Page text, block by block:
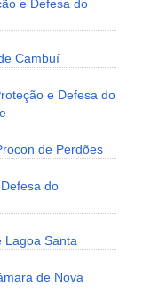
e Defesa do
Cambuí
e Defesa do
de Perdões
do
Lagoa Santa
de Nova